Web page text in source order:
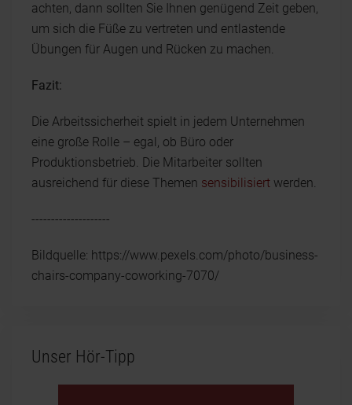
achten, dann sollten Sie Ihnen genügend Zeit geben,
um sich die Füße zu vertreten und entlastende
Übungen für Augen und Rücken zu machen.
Fazit:
Die Arbeitssicherheit spielt in jedem Unternehmen
eine große Rolle – egal, ob Büro oder
Produktionsbetrieb. Die Mitarbeiter sollten
ausreichend für diese Themen sensibilisiert werden.
--------------------
Bildquelle: https://www.pexels.com/photo/business-
chairs-company-coworking-7070/
Unser Hör-Tipp